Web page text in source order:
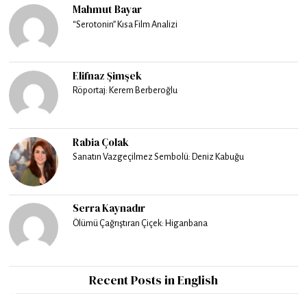
Mahmut Bayar
“Serotonin” Kısa Film Analizi
Elifnaz Şimşek
Röportaj: Kerem Berberoğlu
Rabia Çolak
Sanatın Vazgeçilmez Sembolü: Deniz Kabuğu
Serra Kaynadır
Ölümü Çağrıştıran Çiçek: Higanbana
Recent Posts in English